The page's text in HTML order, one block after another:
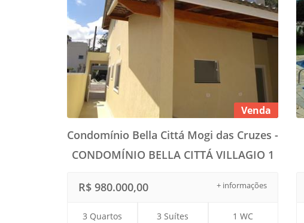
Venda
Condomínio Bella Cittá Mogi das Cruzes -
CONDOMÍNIO BELLA CITTÁ VILLAGIO 1
+ informações
R$ 980.000,00
3 Quartos 3 Suítes 1 WC